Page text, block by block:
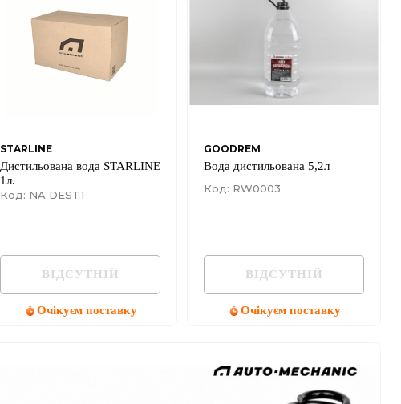
STARLINE
Дистильована вода STARLINE
1л.
Код: NA DEST1
ВІДСУТНІЙ
Очікуєм поставку
GOODREM
Вода дистильована 5,2л
Код: RW0003
ВІДСУТНІЙ
Очікуєм поставку